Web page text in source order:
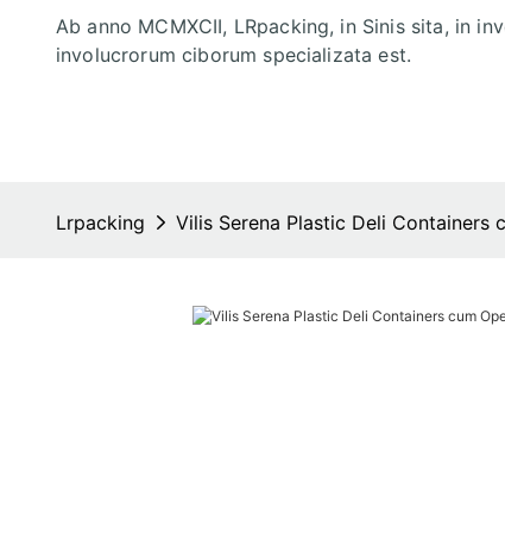
Ab anno MCMXCII, LRpacking, in Sinis sita, in
involucrorum ciborum specializata est.
Lrpacking Vilis Serena Plastic Deli Containers